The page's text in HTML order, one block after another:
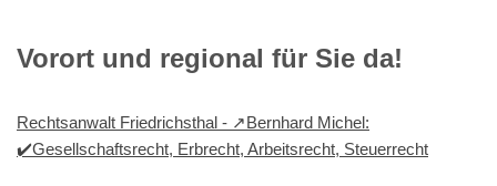
Vorort und regional für Sie da!
Rechtsanwalt Friedrichsthal - ↗️Bernhard Michel:
✔️Gesellschaftsrecht, Erbrecht, Arbeitsrecht, Steuerrecht